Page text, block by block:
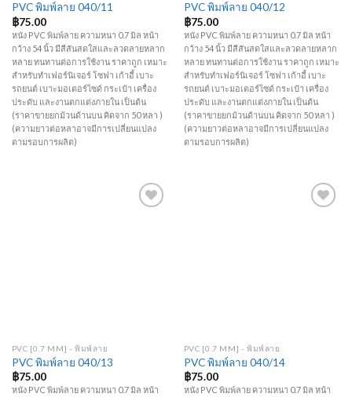
PVC พิมพ์ลาย 040/11
฿75.00
หนัง PVC พิมพ์ลาย ความหนา 0.7 มิล หน้า
กว้าง 54 นิ้ว มีสีสันสดใสและลวดลายหลาก
หลาย ทนทานต่อการใช้งาน ราคาถูก เหมาะ
สำหรับทำเฟอร์นิเจอร์ โซฟา เก้าอี้ เบาะ
รถยนต์ เบาะมอเตอร์ไซด์ กระเป๋า เครื่อง
ประดับ และงานตกแต่งภายใน เป็นต้น
(ราคาขายยกม้วนด้านบน คิดจาก 50 หลา )
(ความยาวต่อหลาอาจมีการเปลี่ยนแปลง
ตามรอบการผลิต)
PVC พิมพ์ลาย 040/12
฿75.00
หนัง PVC พิมพ์ลาย ความหนา 0.7 มิล หน้า
กว้าง 54 นิ้ว มีสีสันสดใสและลวดลายหลาก
หลาย ทนทานต่อการใช้งาน ราคาถูก เหมาะ
สำหรับทำเฟอร์นิเจอร์ โซฟา เก้าอี้ เบาะ
รถยนต์ เบาะมอเตอร์ไซด์ กระเป๋า เครื่อง
ประดับ และงานตกแต่งภายใน เป็นต้น
(ราคาขายยกม้วนด้านบน คิดจาก 50 หลา )
(ความยาวต่อหลาอาจมีการเปลี่ยนแปลง
ตามรอบการผลิต)
PVC [0.7 MM] - พิมพ์ลาย
PVC พิมพ์ลาย 040/13
฿75.00
หนัง PVC พิมพ์ลาย ความหนา 0.7 มิล หน้า
PVC [0.7 MM] - พิมพ์ลาย
PVC พิมพ์ลาย 040/14
฿75.00
หนัง PVC พิมพ์ลาย ความหนา 0.7 มิล หน้า